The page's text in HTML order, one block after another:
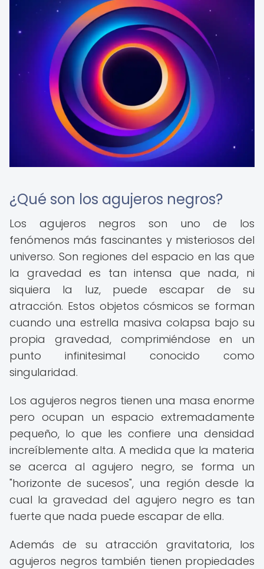
¿Qué son los agujeros negros?
Los agujeros negros son uno de los
fenómenos más fascinantes y misteriosos del
universo. Son regiones del espacio en las que
la gravedad es tan intensa que nada, ni
siquiera la luz, puede escapar de su
atracción. Estos objetos cósmicos se forman
cuando una estrella masiva colapsa bajo su
propia gravedad, comprimiéndose en un
punto infinitesimal conocido como
singularidad.
Los agujeros negros tienen una masa enorme
pero ocupan un espacio extremadamente
pequeño, lo que les confiere una densidad
increíblemente alta. A medida que la materia
se acerca al agujero negro, se forma un
"horizonte de sucesos", una región desde la
cual la gravedad del agujero negro es tan
fuerte que nada puede escapar de ella.
Además de su atracción gravitatoria, los
agujeros negros también tienen propiedades